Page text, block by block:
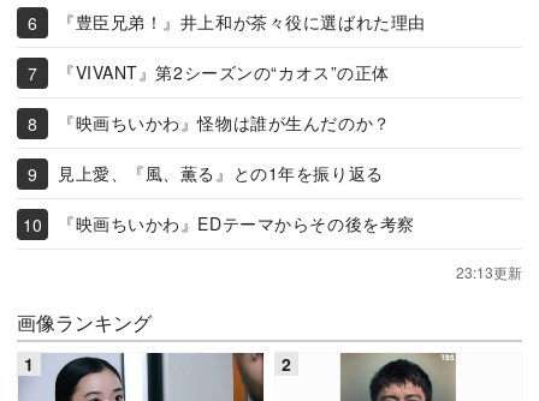
『豊臣兄弟！』井上和が茶々役に選ばれた理由
『VIVANT』第2シーズンの“カオス”の正体
『映画ちいかわ』怪物は誰が生んだのか？
見上愛、『風、薫る』との1年を振り返る
『映画ちいかわ』EDテーマからその後を考察
23:13更新
画像ランキング